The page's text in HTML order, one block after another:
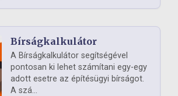
Bírságkalkulátor
A Bírságkalkulátor segítségével
pontosan ki lehet számítani egy-egy
adott esetre az építésügyi bírságot.
A szá...